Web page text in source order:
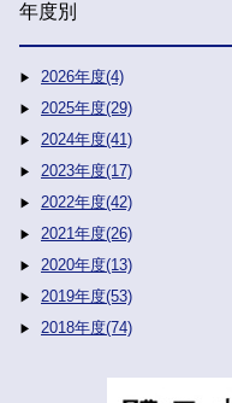
年度別
2026年度(4)
2025年度(29)
2024年度(41)
2023年度(17)
2022年度(42)
2021年度(26)
2020年度(13)
2019年度(53)
2018年度(74)